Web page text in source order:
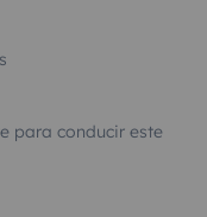
para conducir este